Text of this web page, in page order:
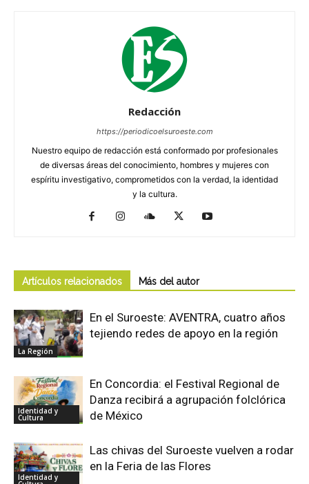
Redacción
https://periodicoelsuroeste.com
Nuestro equipo de redacción está conformado por profesionales
de diversas áreas del conocimiento, hombres y mujeres con
espíritu investigativo, comprometidos con la verdad, la identidad
y la cultura.
Artículos relacionados Más del autor
La Región
En el Suroeste: AVENTRA, cuatro años
tejiendo redes de apoyo en la región
Identidad y
Cultura
En Concordia: el Festival Regional de
Danza recibirá a agrupación folclórica
de México
Identidad y
Las chivas del Suroeste vuelven a rodar
en la Feria de las Flores